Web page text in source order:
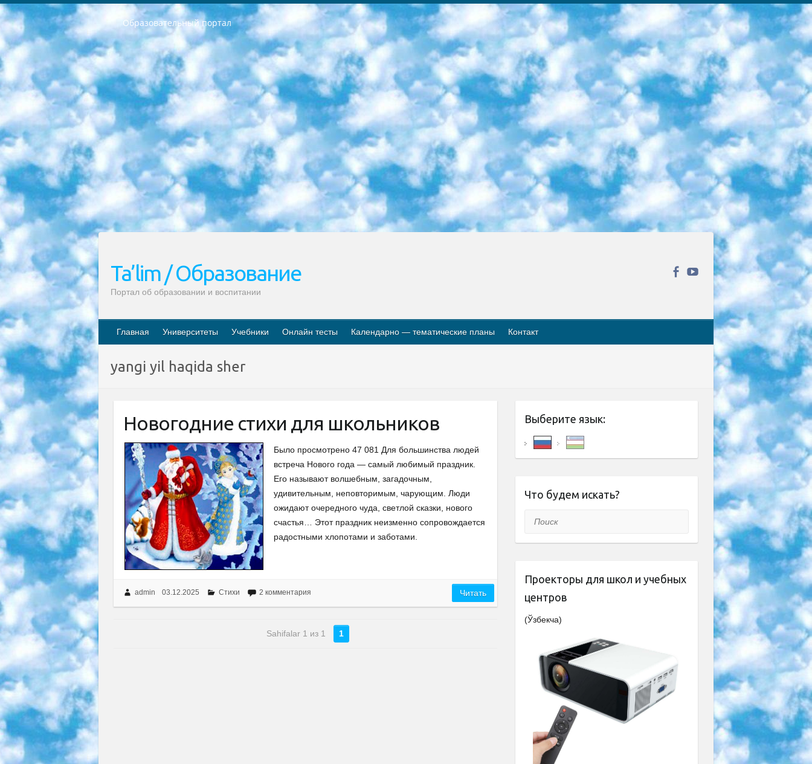
Образовательный портал
РЕСПУБЛИКА УЗБЕКИСТАН МИНИСТРЕРСТВО ДОШКОЛЬНОГО И ШКОЛЬНОГО ОБРАЗОВАНИЯ КОМАНДА в общеобразовательных учреждениях в 2023-2024 учебном году организация и проведение итоговой государственной аттестации обучающихся о Министра дошкольного и школьного образования Республики Узбекистан от 4 марта 2008 года (постановлением Минюста от 20 марта 2008 года № 1778 государственной регистрации) «Итоговое состояние учащихся общего среднего образования на основании положения об утверждении положения об аттестации общего среднего образования выпускной экзамен студентов в образовательных учреждениях в 2023-2024 учебном году В целях организации и прохождения аттестации приказываю: 1. Следующее: перечень предметов, по которым будет проводиться итоговая государственная аттестация и экзамен формы перевода согласно приложению 1; сертификаты международного образца, оценивающие уровень владения иностранными языками перечень согласно приложению 2; 2. Педагогический при специализированных образовательных учреждениях. научно-практический центр квалификации и международной оценки (Д.Давидова) 2024 г. До 25 марта: задания по предметам, по которым будет проводиться итоговая аттестация разработка и утверждение технических условий; итоговая аттестация на основании разработанного предметного задания разработка вопросов по предметам (устно и письменно), экзамен передача; общеобразовательные средние школы и специальные учебные заведения учащиеся выпускных классов школ и интернатов в агентской системе подготовка базы данных экзаменационных материалов и критериев оценки; перевод базы экзаменационных материалов на все языки обучения подать в Республиканский образовательный центр для изготовления; варианты экзаменов на основе разработанных контрольных материалов пусть будут поставлены задачи формирования. 3. Республиканский образовательный центр (Ш.Худайкулов) до 5 апреля 2024 года. до: база данных предоставленных экзаменационных материалов на все языки обучения перевод и экспертиза; для слепых, слабовидящих, глухих, слабослышащих и умственно отсталых детей учащиеся выпускных классов специализированных школ и школ-интернатов база данных экзаменационных материалов на всех преподаваемых языках подготовка критериев оценки; специализированные школы для умственно отсталых детей и технологии для учащихся выпускных классов школ-интернатов разработка соответствующих рекомендаций и критериев проведения ЕГЭ по естествознанию давать задания. 4. Педагогический при специализированных образовательных учреждениях. Научно-практический центр навыков и международной оценки (Д.Давидова), Республика образовательный центр (Худайкулов Ш.) итоговый государственный аттестационный экзамен ориентирован на творческое и логическое мышление при подготовке базы материалов учитывать введение заданий. 5. Следует отметить, что: сертификат государственного образца о знании общеобразовательного предмета и как минимум национальный уровень B1 по предметам на иностранных языках, указанным в Приложении 2. или международно признанный сертификат эквивалентного уровня студенты, изучающие определенный предмет, освобождаются от экзамена; по соответствующим предметам запланирована итоговая государственная аттестация за день до дня, путем жеребьевки Рабочей группой (в письменной форме по предметам, проводимым в форме) из числа сформированных вариантов выбрано 2 варианта; 2 выбранных варианта экзамена анонсированы на официальном сайте министерства и все выпускники по всей стране на основе этих вариантов проводит итоговую государственную аттестацию. 6. Государственное образование учащихся средних общеобразовательных учреждений. знания в соответствии с квалификационными требованиями, которые необходимо приобрести на основании стандартов итоговый (выпускной) контроль для 9 и 11 классов в целях тестирования Экзамены (далее – экзамены) состоят из предметов, перечисленных в приложении 1. будет сделано. 7. Экзамены пройдут с 26 мая по 15 июня 2024 г. (кроме науки физического воспитания). 8. Физическая для учащихся 9 классов общесредних образовательных учреждений. Экзамены по предмету «Образование, квалификация медицина» 1-6 мая 2024 года. сотрудники перевести под присмотр (с отклонениями в физическом или умственном развитии) специализированная школа для детей, школы-интернаты и со сколиозом школы-интернаты санаторного типа для больных детей исключены). 9. Он был слепым, слабовидящим и имел нарушения опорно-двигательного аппарата. экзамены в специализированных школах и интернатах для детей должны проводиться исходя из требований, предъявляемых к общеобразовательным учреждениям (физкультура кроме науки). 10. Специализированная школа для глухих и слабослышащих детей. и экзамены в интернатах и быть реализован в виде письменного теста по математике. 11. Специальность для умственно отсталых детей. Для 9 класса Родной язык и литературное письмо Государственный язык (язык обучения – узбекский). для неклассов) написано Математическое письмо Письменная/устная история Узбекистана Физическое воспитание практично Итоговый контроль Для 11 класса Написание родного языка и литературы (эссе) Математическое письмо Узбекский язык (обучение на узбекском языке) не посещающее общее среднее образование для учреждений)/Образовательное учреждение выбор письменный и устный Иностранный язык письменный/устный Письменная/устная история Узбекистана *По выбору студента:  Химия  Физика  Основы государственного права  География 10 бесплатных образовательных ресурсов - Мы составили подборку онлайн-проектов с интерактивными упражнениями, видеолекциями и статьями. Они помогут вам обрести новые и освежить старые знания бесплатно. 1. «ИНТУИТ» Старейшая образовательная площадка Рунета. Здесь вы найдёте сотни текстовых и видеокурсов на десятки различных тем — от программирования до психологии. Многие курсы подготовлены российскими университетами и крупными международными компаниями вроде Intel и Microsoft. Самостоятельное обучение бесплатное, но желающие могут оплатить услуги персональных наставников. 2. «Смартия» знакомит с актуальными профессиями и подсказывает, как им обучаться. Выбрав заинтересовавшую вас специальность — SMM-специалист, фотограф, веб-дизайнер или другую, — увидите список необходимых для неё умений. Чтобы вы могли освоить их самостоятельно, для каждого умения площадка отображает подборку ссылок на учебные материалы. Хотя «Смартия» ориентируется на русскоязычную аудиторию, часть контента всё же доступна только на английском. 3. «Лекторий Физтеха» Проект Московского физико-технического института (Физтеха). С его помощью вы можете смотреть онлайн серии лекций, записанные на видео в этом вузе. В числе доступных предметов — физика, биология, химия, информационные технологии и другие. К некоторым лекциям администрация ресурса прилагает готовые конспекты, которые можно скачивать в PDF-формате. 4. ITMOcourses Онлайн-площадка Санкт-Петербургского национального исследовательского университета информационных технологий, механики и оптики (ИТМО). Ресурс предоставляет свободный доступ к курсам, разработанным в этом вузе. Каталог материалов разбит на четыре категории: «Оптические системы и технологии», «Приборостроение и робототехника», «Информационные технологии» и «Биотехнологии». Курсы состоят из видеолекций, интерактивных демонстраций и заданий. 5. «КиберЛенинка» Электронная научная библиотека открытого доступа. Каталог площадки регулярно обрастает текстами статей из различных научных изданий. Сгруппированные по журналам и рубрикам публикации можно читать онлайн или скачивать целиком в PDF-формате. Проект нацелен на популяризацию науки за счёт открытого доступа к качественной информации. 6. «ПостНаука» На этом ресурсе публикуют подборки видеолекций, составленные экспертами из разных отраслей и объединённые общими темами. Среди них, к примеру, есть серии «Биоинформатика и геномика», «Культура средневековой Скандинавии» и Cinema Studies о теории кино. Каждая подборка лекций — логически связанная история, рассказанная экспертом от первого лица. Кроме того, на сайте появляются научно-образовательные статьи и тесты на разные темы. 7. «Newочём» Команда проекта «Newочём» отбирает самые интересные тексты из англоязычных СМИ и переводит те из них, за которые голосуют участники сообщества «ВКонтакте». По большей части это научно-популярные статьи. Редакторы придумывают лишь заголовки, в остальном содержание переводов соответствует оригиналам. Полные тексты можно читать прямо в социальной сети. 8. InternetUrok Онлайн-база материалов по основным дисциплинам школьной программы. Информация на сайте структурирована по классам, предметам и темам (урокам). Каждый урок состоит из видеолекций и конспектов. Есть также интерактивные тренажёры и тесты для закрепления пройденного материала. Даже если вы давно окончили школу, возможность повторить программу старших классов всегда может пригодиться. 9. Edutainme Ещё один ресурс об образовании. В отличие от Newtonew, как мне кажется, Edutainme больше ориентируется на представителей индустрии: педагогов, предпринимателей, разработчиков образовательных проектов. Но и любой, кто просто стремится к саморазвитию, найдёт на сайте много полезного и интересного для себя. Например, информацию о новых курсах и образовательных сервисах. 10. Newtonew Онлайн-медиа об образовании и обучении в широком смысле. Авторы Newtonew пишут об инструментах, заведениях, тактиках и стратегиях, которые помогают учить других и получать новые знания самостоятельно. На этой площадке вы найдёте новости, обзоры, аналитические мат
Ta’lim / Образование
Портал об образовании и воспитании
Главная Университеты Учебники Онлайн тесты Календарно — тематические планы Контакт
yangi yil haqida sher
Новогодние стихи для школьников
Было просмотрено 47 081 Для большинства людей
встреча Нового года — самый любимый праздник.
Его называют волшебным, загадочным,
удивительным, неповторимым, чарующим. Люди
ожидают очередного чуда, светлой сказки, нового
счастья… Этот праздник неизменно сопровождается
радостными хлопотами и заботами.
admin 03.12.2025 Стихи 2 комментария Читать
Sahifalar 1 из 1 1
Выберите язык:
Что будем искать?
Поиск
Проекторы для школ и учебных
центров
(Ўзбекча)